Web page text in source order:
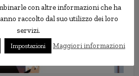
con altre informazioni che ha
raccolto dal suo utilizzo dei loro
servizi.
Impostazioni Maggiori informazioni